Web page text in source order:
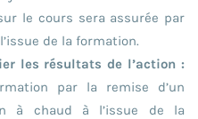
le cours sera assurée par
de la formation.
les résultats de l’action :
par la remise d’un
à chaud à l’issue de la